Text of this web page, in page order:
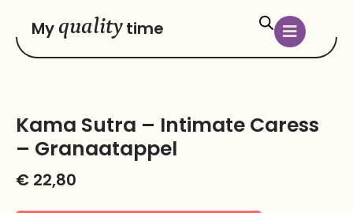
Myquality time
Kama Sutra – Intimate Caress
– Granaatappel
€ 22,80